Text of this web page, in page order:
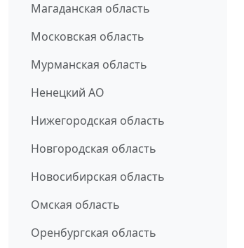
Магаданская область
Московская область
Мурманская область
Ненецкий АО
Нижегородская область
Новгородская область
Новосибирская область
Омская область
Оренбургская область